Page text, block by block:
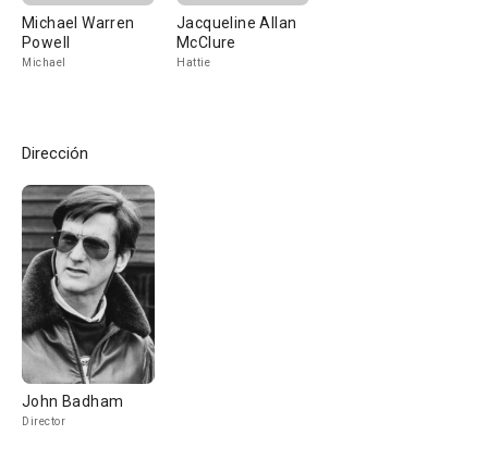
Michael Warren
Powell
Michael
Jacqueline Allan
McClure
Hattie
Dirección
John Badham
Director